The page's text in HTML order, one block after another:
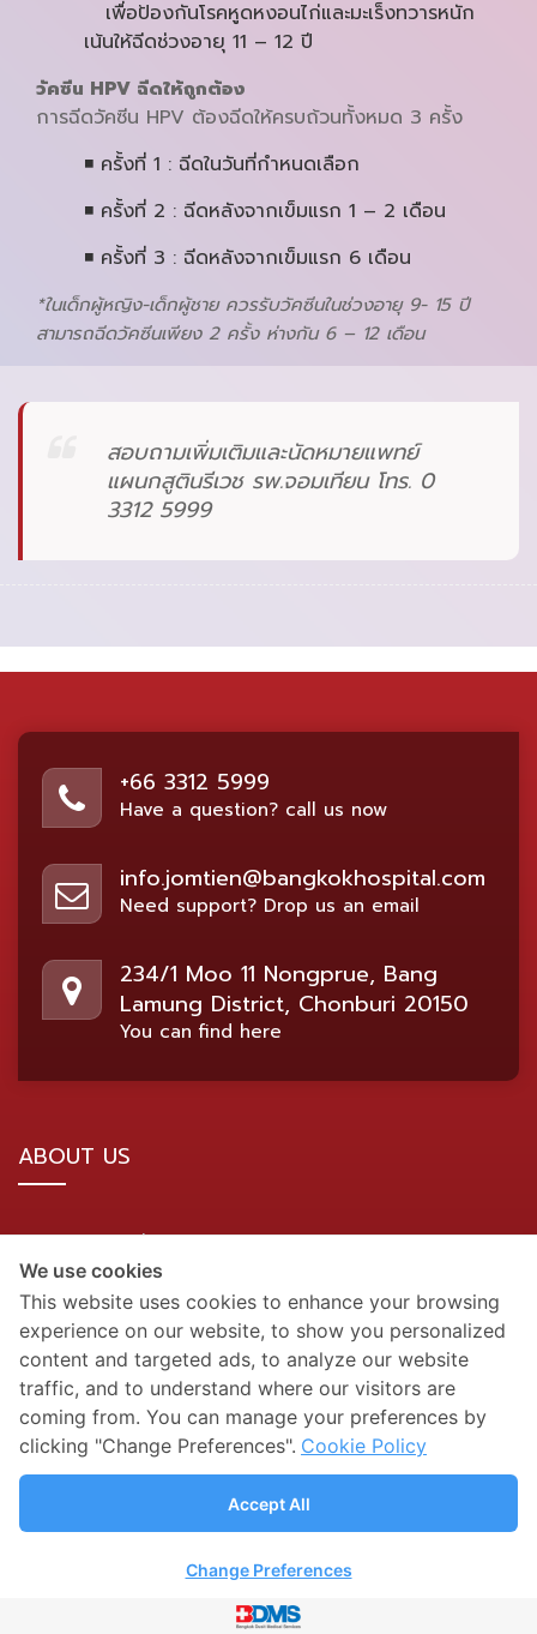
เพื่อป้องกันโรคหูดหงอนไก่และมะเร็งทวารหนัก
เน้นให้ฉีดช่วงอายุ 11 – 12 ปี
วัคซีน HPV ฉีดให้ถูกต้อง
การฉีดวัคซีน HPV ต้องฉีดให้ครบถ้วนทั้งหมด 3 ครั้ง
◾ ครั้งที่ 1 : ฉีดในวันที่กำหนดเลือก
◾ ครั้งที่ 2 : ฉีดหลังจากเข็มแรก 1 – 2 เดือน
◾ ครั้งที่ 3 : ฉีดหลังจากเข็มแรก 6 เดือน
*ในเด็กผู้หญิง-เด็กผู้ชาย ควรรับวัคซีนในช่วงอายุ 9- 15 ปี
สามารถฉีดวัคซีนเพียง 2 ครั้ง ห่างกัน 6 – 12 เดือน
สอบถามเพิ่มเติมและนัดหมายแพทย์
แผนกสูตินรีเวช รพ.จอมเทียน โทร. 0
3312 5999
+66 3312 5999
Have a question? call us now
info.jomtien@bangkokhospital.com
Need support? Drop us an email
234/1 Moo 11 Nongprue, Bang
Lamung District, Chonburi 20150
You can find here
ABOUT US
BDMS Network Location
Site Map
SOCIAL MEDIA
Privacy Policy| Copyright © 2021 by Jomtien
Hospital
We use cookies
This website uses cookies to enhance your browsing
experience on our website, to show you personalized
content and targeted ads, to analyze our website
traffic, and to understand where our visitors are
coming from. You can manage your preferences by
clicking "Change Preferences". Cookie Policy
Accept All
Change Preferences